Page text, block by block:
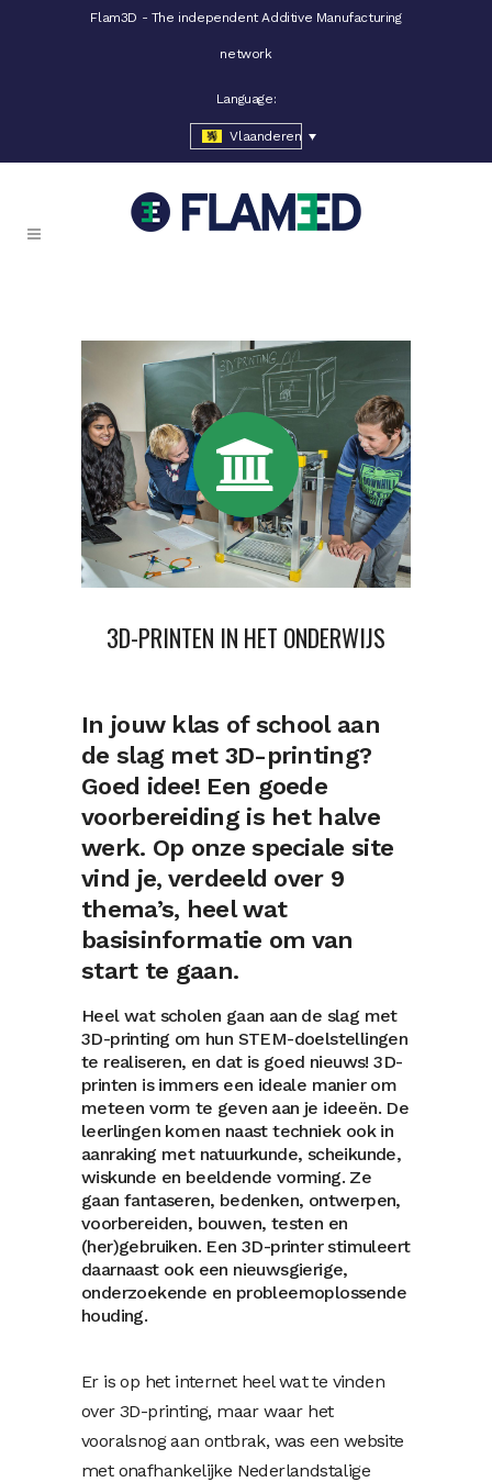
Flam3D - The independent Additive Manufacturing
network
Language:
Vlaanderen
3D-PRINTEN IN HET ONDERWIJS
In jouw klas of school aan
de slag met 3D-printing?
Goed idee! Een goede
voorbereiding is het halve
werk. Op onze speciale site
vind je, verdeeld over 9
thema’s, heel wat
basisinformatie om van
start te gaan.
Heel wat scholen gaan aan de slag met
3D-printing om hun STEM-doelstellingen
te realiseren, en dat is goed nieuws! 3D-
printen is immers een ideale manier om
meteen vorm te geven aan je ideeën. De
leerlingen komen naast techniek ook in
aanraking met natuurkunde, scheikunde,
wiskunde en beeldende vorming. Ze
gaan fantaseren, bedenken, ontwerpen,
voorbereiden, bouwen, testen en
(her)gebruiken. Een 3D-printer stimuleert
daarnaast ook een nieuwsgierige,
onderzoekende en probleemoplossende
houding.
Er is op het internet heel wat te vinden
over 3D-printing, maar waar het
vooralsnog aan ontbrak, was een website
met onafhankelijke Nederlandstalige